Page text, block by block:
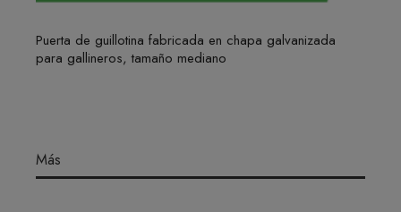
Puerta de guillotina fabricada en chapa galvanizada
para gallineros, tamaño mediano
Más